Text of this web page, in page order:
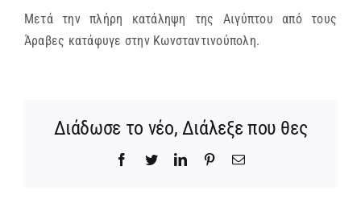
ΜΗΤΡΟΠΟΛΕΙΣ & ΕΠΙΣΚΟΠΕΣ
ΕΝΗΜΕΡΩΣΗ
Μετά την πλήρη κατάληψη της Αιγύπτου από τους
Άραβες κατάφυγε στην Κωνσταντινούπολη.
Διάδωσε το νέο, Διάλεξε που θες
Facebook
TwitterLinkedInPinterestEmail